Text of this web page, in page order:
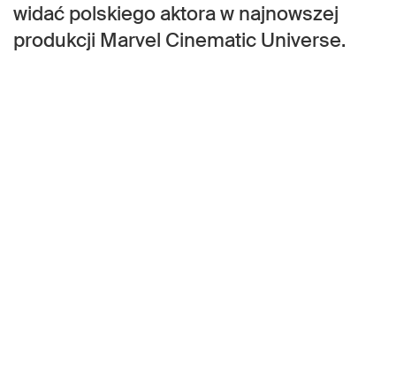
widać polskiego aktora w najnowszej
produkcji Marvel Cinematic Universe.